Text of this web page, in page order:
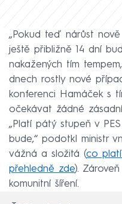
„Pokud teď nárůst
ještě přibližně 14 dní
nakažených tím
dnech rostly nové
konferenci Hamáček s
očekávat žádné
„Platí pátý stupeň v
bude,“ podotkl ministr
vážná a složitá (co platí
přehledně zde).
komunitní šíření.